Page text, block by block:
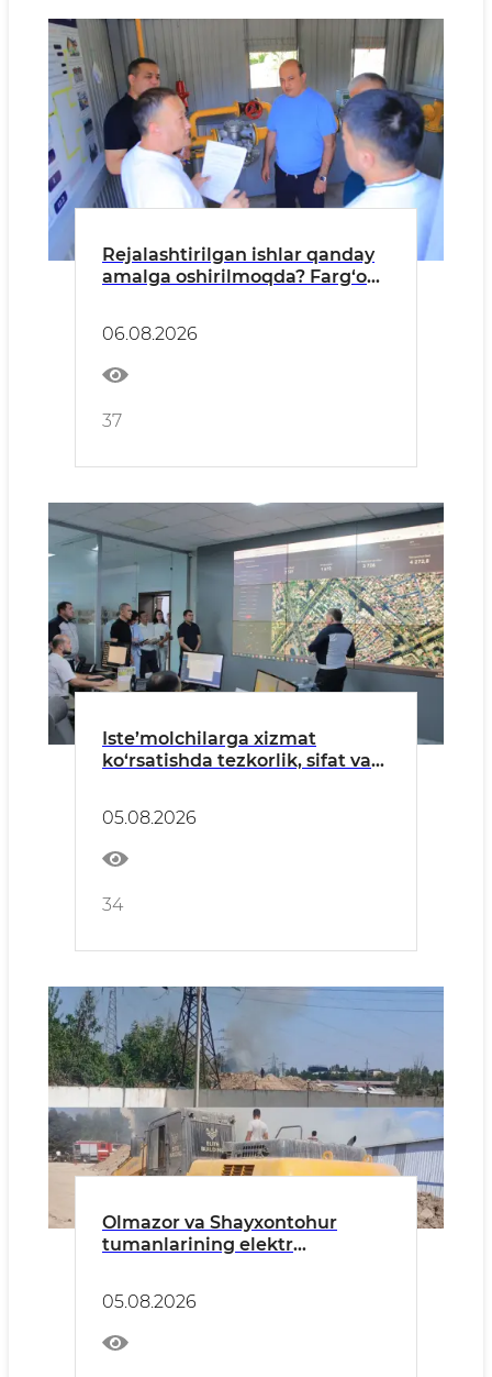
Rejalashtirilgan ishlar qanday
amalga oshirilmoqda? Farg‘ona
06.08.2026
37
Iste’molchilarga xizmat
ko‘rsatishda tezkorlik, sifat va
05.08.2026
34
Olmazor va Shayxontohur
tumanlarining elektr
05.08.2026